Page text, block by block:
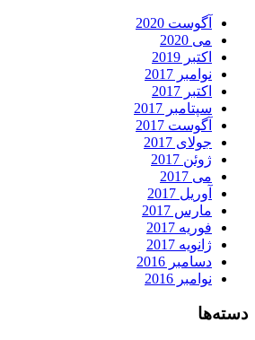
آگوست 2020
می 2020
اکتبر 2019
نوامبر 2017
اکتبر 2017
سپتامبر 2017
آگوست 2017
جولای 2017
ژوئن 2017
می 2017
آوریل 2017
مارس 2017
فوریه 2017
ژانویه 2017
دسامبر 2016
نوامبر 2016
دسته‌ها